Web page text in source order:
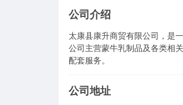
公司介绍
太康县康升商贸有限公司，是
公司主营蒙牛乳制品及各类相
配套服务。
公司地址